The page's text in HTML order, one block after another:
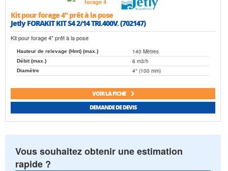
Kit pour forage 4" prêt à la pose
Jetly FORAKIT KIT S4 2/14 TRI.400V. (702147)
Kit pour forage 4" prêt à la pose
Hauteur de relevage (Hmt) (max.) 140 Mètres
Débit (max.) 6 m3/h
Diamètre 4" (100 mm)
VOIR LA FICHE
DEMANDE DE DEVIS
Vous souhaitez obtenir une estimation
rapide ?